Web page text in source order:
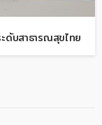
บสาธารณสุขไทย